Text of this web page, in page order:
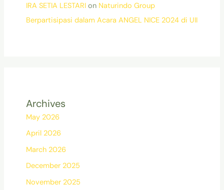
IRA SETIA LESTARIon Naturindo Group
Berpartisipasi dalam Acara ANGEL NICE 2024 di UII
Archives
May 2026
April 2026
March 2026
December 2025
November 2025